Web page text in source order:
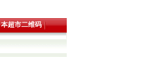
本超市二维码